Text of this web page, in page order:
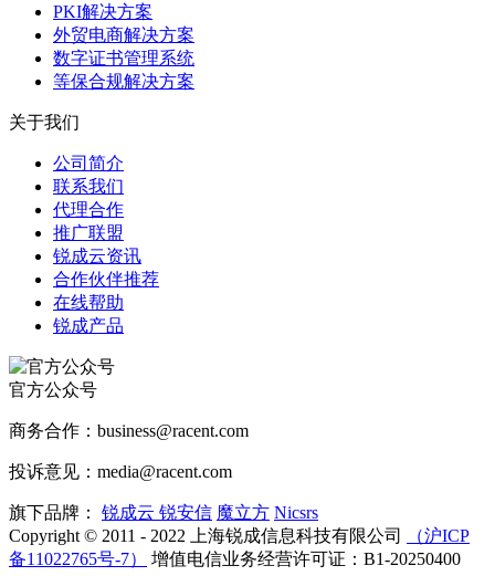
PKI解决方案
外贸电商解决方案
数字证书管理系统
等保合规解决方案
关于我们
公司简介
联系我们
代理合作
推广联盟
锐成云资讯
合作伙伴推荐
在线帮助
锐成产品
官方公众号
商务合作：business@racent.com
投诉意见：media@racent.com
旗下品牌： 锐成云 锐安信 魔立方 Nicsrs
Copyright © 2011 - 2022 上海锐成信息科技有限公司
（沪ICP
备11022765号-7）
增值电信业务经营许可证：B1-20250400